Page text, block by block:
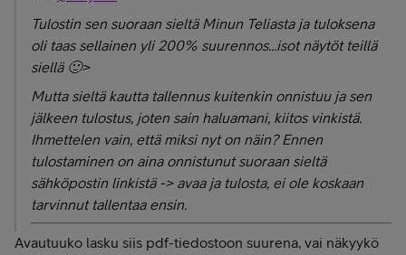
Tulostin sen suoraan sieltä Minun Teliasta ja tuloksena
oli taas sellainen yli 200% suurennos...isot näytöt teillä
siellä 🙂>
Mutta sieltä kautta tallennus kuitenkin onnistuu ja sen
jälkeen tulostus, joten sain haluamani, kiitos vinkistä.
Ihmettelen vain, että miksi nyt on näin? Ennen
tulostaminen on aina onnistunut suoraan sieltä
sähköpostin linkistä -> avaa ja tulosta, ei ole koskaan
tarvinnut tallentaa ensin.
Avautuuko lasku siis pdf-tiedostoon suurena, vai näkyykö